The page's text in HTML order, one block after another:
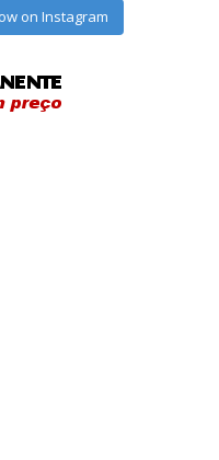
on Instagram